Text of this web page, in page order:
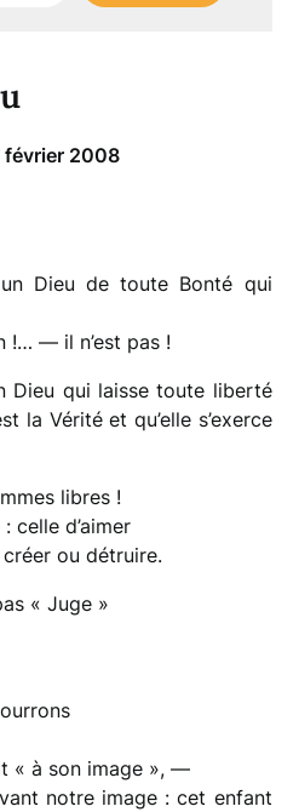
février 2008
un Dieu de toute Bonté qui
!… — il n’est pas !
Dieu qui laisse toute liberté
la Vérité et qu’elle s’exerce
libres !
celle d’aimer
créer ou détruire.
« Juge »
« à son image », —
notre image : cet enfant